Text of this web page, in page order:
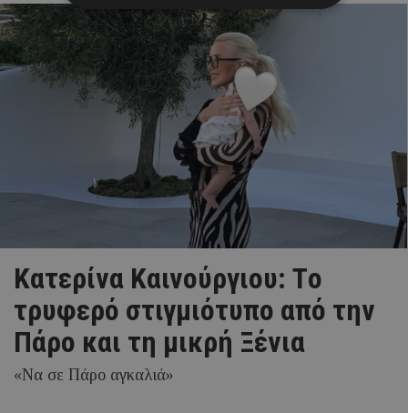
Κατερίνα Καινούργιου: Tο
τρυφερό στιγμιότυπο από την
Πάρο και τη μικρή Ξένια
«Να σε Πάρο αγκαλιά»